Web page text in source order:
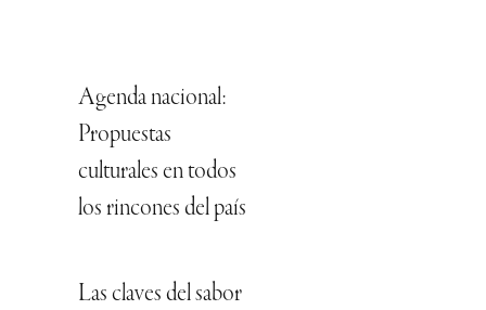
Agenda nacional:
Propuestas
culturales en todos
los rincones del país
Las claves del sabor